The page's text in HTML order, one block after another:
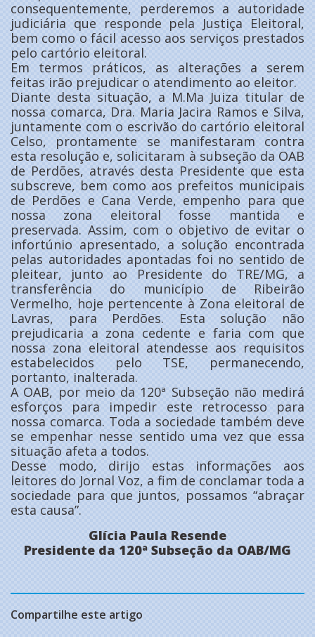
consequentemente, perderemos a autoridade
judiciária que responde pela Justiça Eleitoral,
bem como o fácil acesso aos serviços prestados
pelo cartório eleitoral.
Em termos práticos, as alterações a serem
feitas irão prejudicar o atendimento ao eleitor.
Diante desta situação, a M.Ma Juiza titular de
nossa comarca, Dra. Maria Jacira Ramos e Silva,
juntamente com o escrivão do cartório eleitoral
Celso, prontamente se manifestaram contra
esta resolução e, solicitaram à subseção da OAB
de Perdões, através desta Presidente que esta
subscreve, bem como aos prefeitos municipais
de Perdões e Cana Verde, empenho para que
nossa zona eleitoral fosse mantida e
preservada. Assim, com o objetivo de evitar o
infortúnio apresentado, a solução encontrada
pelas autoridades apontadas foi no sentido de
pleitear, junto ao Presidente do TRE/MG, a
transferência do município de Ribeirão
Vermelho, hoje pertencente à Zona eleitoral de
Lavras, para Perdões. Esta solução não
prejudicaria a zona cedente e faria com que
nossa zona eleitoral atendesse aos requisitos
estabelecidos pelo TSE, permanecendo,
portanto, inalterada.
A OAB, por meio da 120ª Subseção não medirá
esforços para impedir este retrocesso para
nossa comarca. Toda a sociedade também deve
se empenhar nesse sentido uma vez que essa
situação afeta a todos.
Desse modo, dirijo estas informações aos
leitores do Jornal Voz, a fim de conclamar toda a
sociedade para que juntos, possamos “abraçar
esta causa”.
Glícia Paula Resende
Presidente da 120ª Subseção da OAB/MG
Compartilhe este artigo